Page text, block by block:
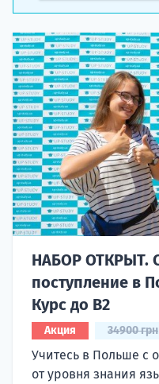
НАБОР ОТКРЫТ.
поступление в
Курс до B2
Акция 34900 грн
Учитесь в Польше с
от уровня знания